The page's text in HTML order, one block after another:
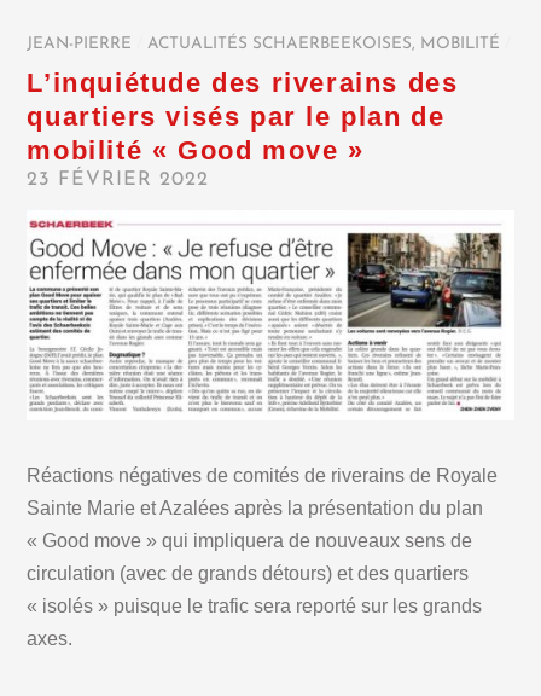
JEAN-PIERRE ACTUALITÉS SCHAERBEEKOISES, MOBILITÉ
L’inquiétude des riverains des
quartiers visés par le plan de
mobilité « Good move »
23 FÉVRIER 2022
Réactions négatives de comités de riverains de Royale
Sainte Marie et Azalées après la présentation du plan
« Good move » qui impliquera de nouveaux sens de
circulation (avec de grands détours) et des quartiers
« isolés » puisque le trafic sera reporté sur les grands
axes.